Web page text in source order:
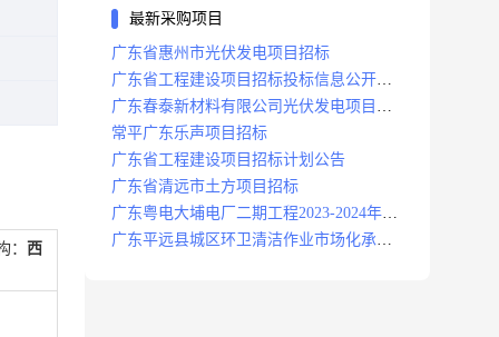
： 西
最新采购项目
广东省惠州市光伏发电项目招标
广东省工程建设项目招标投标信息公开目
录
广东春泰新材料有限公司光伏发电项目招
标
常平广东乐声项目招标
广东省工程建设项目招标计划公告
广东省清远市土方项目招标
广东粤电大埔电厂二期工程2023-2024年度
安保服务项目招标公告
广东平远县城区环卫清洁作业市场化承包